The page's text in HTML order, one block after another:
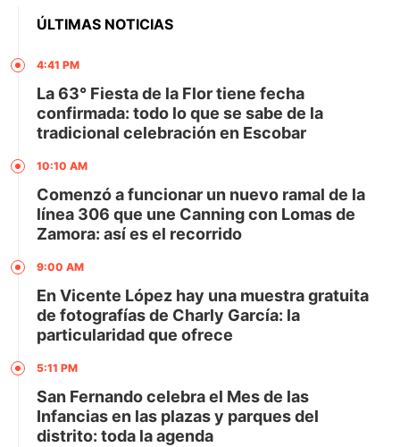
ÚLTIMAS NOTICIAS
4:41 PM
La 63° Fiesta de la Flor tiene fecha
confirmada: todo lo que se sabe de la
tradicional celebración en Escobar
10:10 AM
Comenzó a funcionar un nuevo ramal de la
línea 306 que une Canning con Lomas de
Zamora: así es el recorrido
9:00 AM
En Vicente López hay una muestra gratuita
de fotografías de Charly García: la
particularidad que ofrece
5:11 PM
San Fernando celebra el Mes de las
Infancias en las plazas y parques del
distrito: toda la agenda